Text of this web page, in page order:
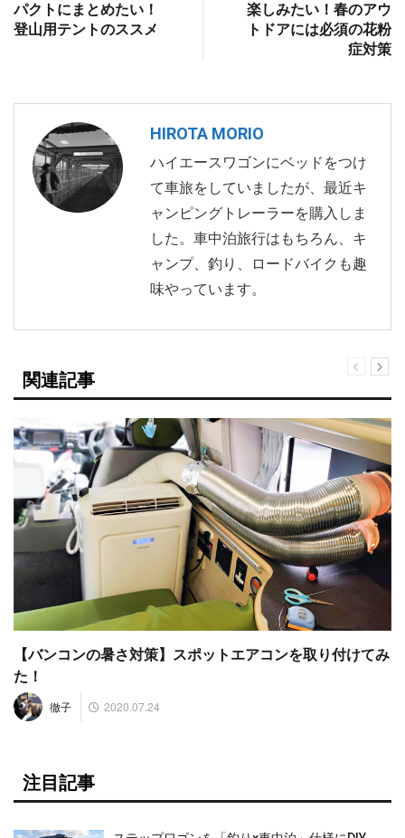
パクトにまとめたい！
登山用テントのススメ
楽しみたい！春のアウ
トドアには必須の花粉
症対策
HIROTA MORIO
ハイエースワゴンにベッドをつけ
て車旅をしていましたが、最近キ
ャンピングトレーラーを購入しま
した。車中泊旅行はもちろん、キ
ャンプ、釣り、ロードバイクも趣
味やっています。
関連記事
【バンコンの暑さ対策】スポットエアコンを取り付けてみ
た！
徹子 2020.07.24
注目記事